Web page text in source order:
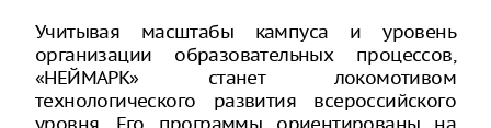
Учитывая масштабы кампуса и уровень
организации образовательных процессов,
«НЕЙМАРК» станет локомотивом
технологического развития всероссийского